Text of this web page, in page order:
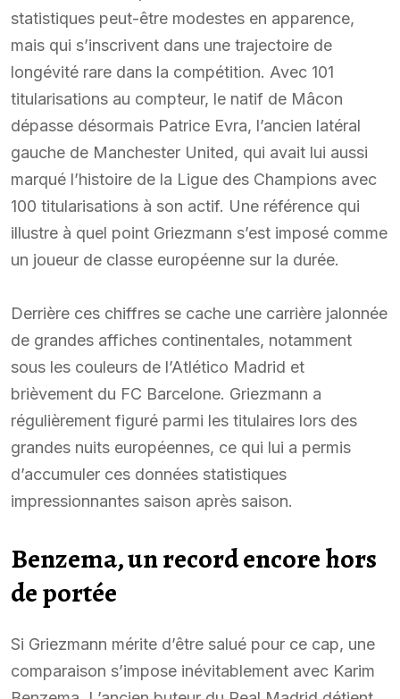
statistiques peut-être modestes en apparence,
mais qui s’inscrivent dans une trajectoire de
longévité rare dans la compétition. Avec 101
titularisations au compteur, le natif de Mâcon
dépasse désormais Patrice Evra, l’ancien latéral
gauche de Manchester United, qui avait lui aussi
marqué l’histoire de la Ligue des Champions avec
100 titularisations à son actif. Une référence qui
illustre à quel point Griezmann s’est imposé comme
un joueur de classe européenne sur la durée.
Derrière ces chiffres se cache une carrière jalonnée
de grandes affiches continentales, notamment
sous les couleurs de l’Atlético Madrid et
brièvement du FC Barcelone. Griezmann a
régulièrement figuré parmi les titulaires lors des
grandes nuits européennes, ce qui lui a permis
d’accumuler ces données statistiques
impressionnantes saison après saison.
Benzema, un record encore hors
de portée
Si Griezmann mérite d’être salué pour ce cap, une
comparaison s’impose inévitablement avec Karim